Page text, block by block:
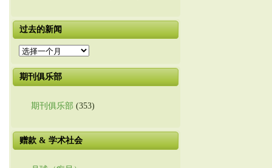
过去的新闻
过
的
新
期刊俱乐部
期刊俱乐部 (353)
赠款 & 学术社会